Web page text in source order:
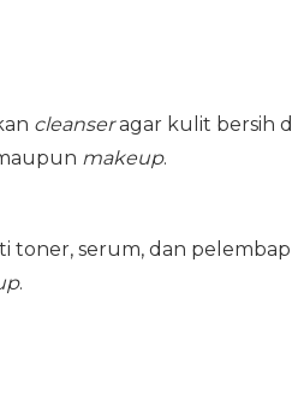
cleanseragar kulit bersih
makeup.
toner, serum, dan pelembap
.